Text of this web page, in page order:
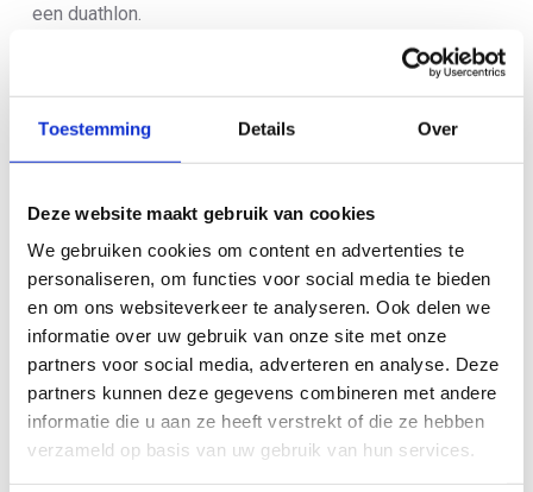
Toestemming Details Over
Deze website maakt gebruik van cookies
We gebruiken cookies om content en advertenties te
personaliseren, om functies voor social media te bieden
en om ons websiteverkeer te analyseren. Ook delen we
informatie over uw gebruik van onze site met onze
partners voor social media, adverteren en analyse. Deze
partners kunnen deze gegevens combineren met andere
informatie die u aan ze heeft verstrekt of die ze hebben
verzameld op basis van uw gebruik van hun services.
een duathlon.
Het meten van toxiciteit in blauwalg is nog niet
opgenomen in de reglementen van zowel de World
Triathlon als de NTB. “Als bond kunnen we niet afwijken
van het reglement waardoor de wedstrijd in Nieuwkoop
Thorwald Veneberg die bij de gesprekken aanwezig
was. “Het is natuurlijk wel heel positief dat deze testen
nu beschikbaar zijn en we gaan dan ook kijken of we, in
samenwerking met World Triathlon, de reglementen
kunnen aanpassen. Hoe snel dit kan, blijft afwachten,
maar voor nu zijn we heel blij dat we dit probleem –
waarvoor we ook in contact zijn metPlatform
Blauwalgen– samen met Stichting Triathlon